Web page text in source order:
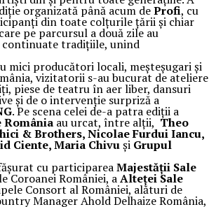
organizată până acum deProfi, cu
din toate colțurile țării și chiar
pe parcursul a două zile au
tradițiile, unind
mici producători locali, meșteșugari și
vizitatorii s-au bucurat de ateliere
piese de teatru în aer liber, dansuri
și de o intervenție surpriză a
. Pe scena celei de-a patra ediții a
România au urcat, între alții, Theo
& Brothers, Nicolae Furdui Iancu,
Ciente, Maria Chivuși Grupul
cu participareaMajestății Sale
Coroanei României, aAlteței Sale
Consort al României, alături de
Manager Ahold Delhaize România,